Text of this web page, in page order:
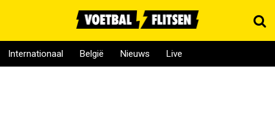
Internationaal België Nieuws Live